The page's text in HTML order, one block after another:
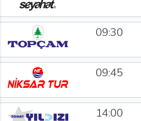
09:30
09:45
14:00